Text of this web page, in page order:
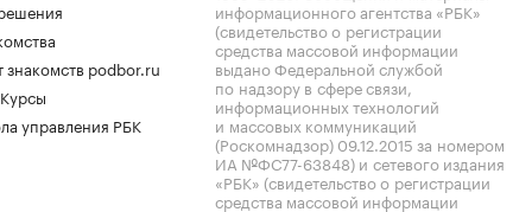
знакомств podbor.ru
управления РБК
информационного агентства «РБК»
(свидетельство о регистрации
средства массовой информации
выдано Федеральной службой
по надзору в сфере связи,
информационных технологий
и массовых коммуникаций
(Роскомнадзор) 09.12.2015 за номером
ИА №ФС77-63848) и сетевого издания
«РБК» (свидетельство о регистрации
средства массовой информации